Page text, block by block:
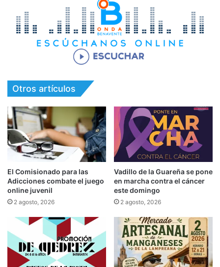
Otros artículos
El Comisionado para las
Adicciones combate el juego
online juvenil
2 agosto, 2026
Vadillo de la Guareña se pone
en marcha contra el cáncer
este domingo
2 agosto, 2026